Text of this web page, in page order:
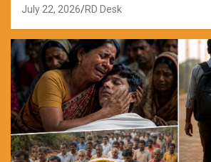
July 22, 2026 RD Desk